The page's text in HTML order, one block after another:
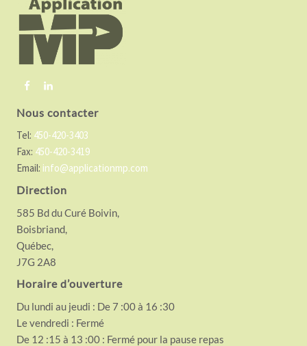
Nous contacter
Tel: 450-420-3403
Fax: 450-420-3419
Email: info@applicationmp.com
Direction
585 Bd du Curé Boivin,
Boisbriand,
Québec,
J7G 2A8
Horaire d’ouverture
Du lundi au jeudi : De 7 :00 à 16 :30
Le vendredi : Fermé
De 12 :15 à 13 :00 : Fermé pour la pause repas